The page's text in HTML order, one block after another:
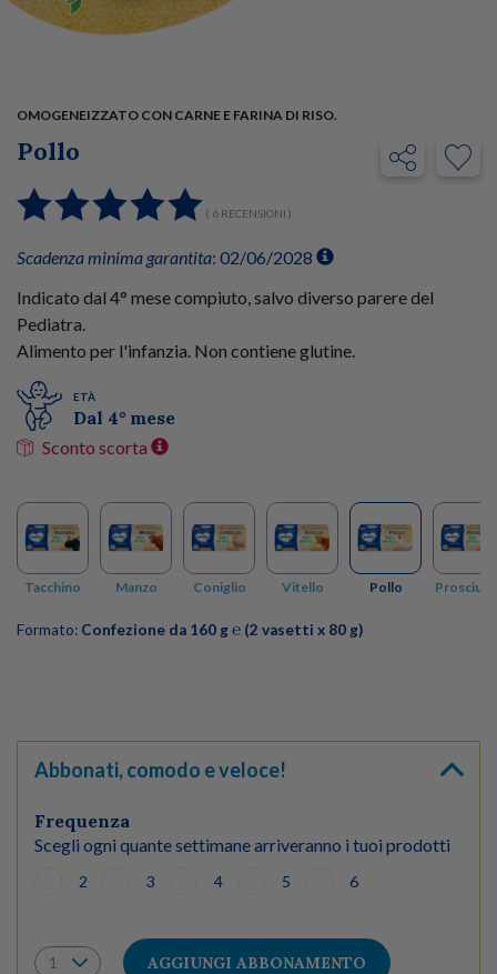
OMOGENEIZZATO CON CARNE E FARINA DI RISO.
Pollo
( 6 RECENSIONI )
Scadenza minima garantita: 02/06/2028
Indicato dal 4° mese compiuto, salvo diverso parere del
Pediatra.
Alimento per l'infanzia. Non contiene glutine.
ETÀ
Dal 4° mese
Sconto scorta
Tacchino Manzo Coniglio Vitello Pollo
Formato: Confezione da 160 g ℮ (2 vasetti x 80 g)
Abbonati, comodo e veloce!
Frequenza
Scegli ogni quante settimane arriveranno i tuoi prodotti
2 3 4 5 6
AGGIUNGI ABBONAMENTO